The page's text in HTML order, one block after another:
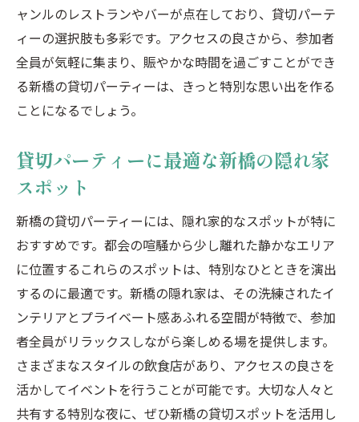
夜景が魅力の汐留での貸切パーティー
汐留の魅力を最大限に活かした貸切イベン
ト
東京都港区で貸切の飲み放題パーティーを成功
させるコツ
貸切パーティーを成功させるためのポイン
ト
港区の貸切パーティーを楽しむためのヒン
ト
飲み放題パーティーの成功例と失敗例
港区での貸切パーティーをより楽しむため
に
特別な貸切パーティーを演出するためのコ
ツ
ャンルのレストランやバーが点在しており、貸切パーテ
ィーの選択肢も多彩です。アクセスの良さから、参加者
全員が気軽に集まり、賑やかな時間を過ごすことができ
る新橋の貸切パーティーは、きっと特別な思い出を作る
ことになるでしょう。
貸切パーティーに最適な新橋の隠れ家
スポット
新橋の貸切パーティーには、隠れ家的なスポットが特に
おすすめです。都会の喧騒から少し離れた静かなエリア
に位置するこれらのスポットは、特別なひとときを演出
するのに最適です。新橋の隠れ家は、その洗練されたイ
ンテリアとプライベート感あふれる空間が特徴で、参加
者全員がリラックスしながら楽しめる場を提供します。
さまざまなスタイルの飲食店があり、アクセスの良さを
活かしてイベントを行うことが可能です。大切な人々と
共有する特別な夜に、ぜひ新橋の貸切スポットを活用し